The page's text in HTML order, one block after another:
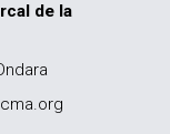
de la